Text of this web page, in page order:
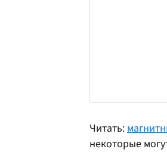
Читать:
некоторые